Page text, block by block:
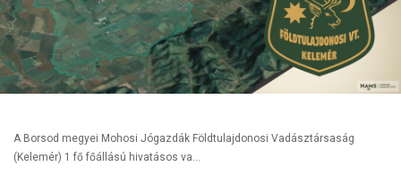
A Borsod megyei Mohosi Jógazdák Földtulajdonosi Vadásztársaság
(Kelemér) 1 fő főállású hivatásos va...